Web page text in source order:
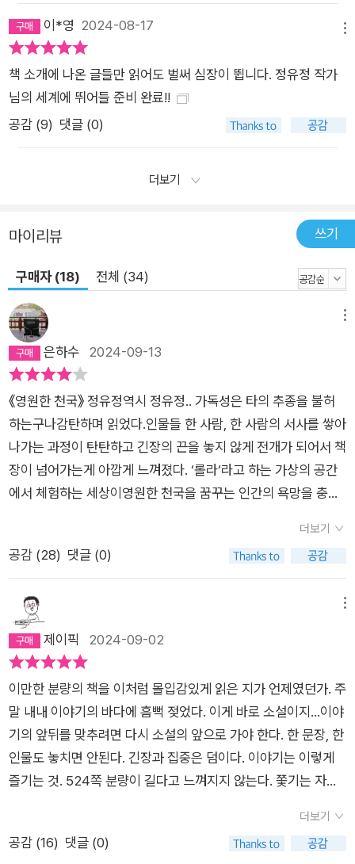
이*영 2024-08-17
책 소개에 나온 글들만 읽어도 벌써 심장이 뜁니다. 정유정 작가
님의 세계에 뛰어들 준비 완료!!
공감 (9) 댓글 (0)
더보기
마이리뷰 쓰기
구매자 (18) 전체 (34)
은하수 2024-09-13
《영원한 천국》 정유정역시 정유정.. 가독성은 타의 추종을 불허
하는구나감탄하며 읽었다.인물들 한 사람, 한 사람의 서사를 쌓아
나가는 과정이 탄탄하고 긴장의 끈을 놓지 않게 전개가 되어서 책
장이 넘어가는게 아깝게 느껴졌다. ‘롤라‘라고 하는 가상의 공간
에서 체험하는 세상이영원한 천국을 꿈꾸는 인간의 욕망을 충족
라도 삶의 고통을 잠시나마 잊고 싶은 사람들에게 가상의 공간으
로서의 천국은 일상화될지도 모르겠단 생각이 들었다.《완전한 행
복》에 이은 욕망 3부작의 두번째 작품이니 마지막 완결편도 빠른
시일 내에 출간되길 기대해본다.
더보기
공감 (28) 댓글 (0)
제이픽 2024-09-02
이만한 분량의 책을 이처럼 몰입감있게 읽은 지가 언제였던가. 주
말 내내 이야기의 바다에 흠뻑 젖었다. 이게 바로 소설이지...이야
기의 앞뒤를 맞추려면 다시 소설의 앞으로 가야 한다. 한 문장, 한
인물도 놓치면 안된다. 긴장과 집중은 덤이다. 이야기는 이렇게
즐기는 것. 524쪽 분량이 길다고 느껴지지 않는다. 쫓기는 자와
와 서스펜스가 있다. 욕망하고 좌절한다. 미래와 현실 같은 가상
이 교차한다. 문장은 더 정교해졌으며 이야기는 더욱 촘촘하다.
더보기
공감 (16) 댓글 (0)